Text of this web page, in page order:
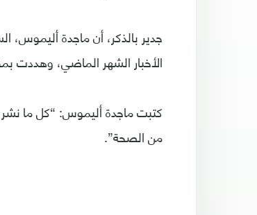
جدير بالذكر، أن ماجدة أليموس،
الأخبار الشهر الماضي، وهددت
كتبت ماجدة أليموس: “كل ما نشر
من الصحة”.